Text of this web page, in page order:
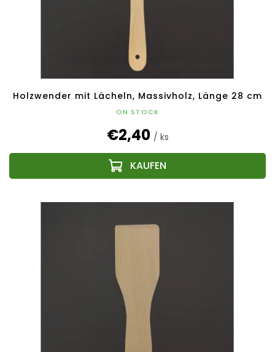
Holzwender mit Lächeln, Massivholz, Länge 28 cm
ON STOCK
€2,40 / ks